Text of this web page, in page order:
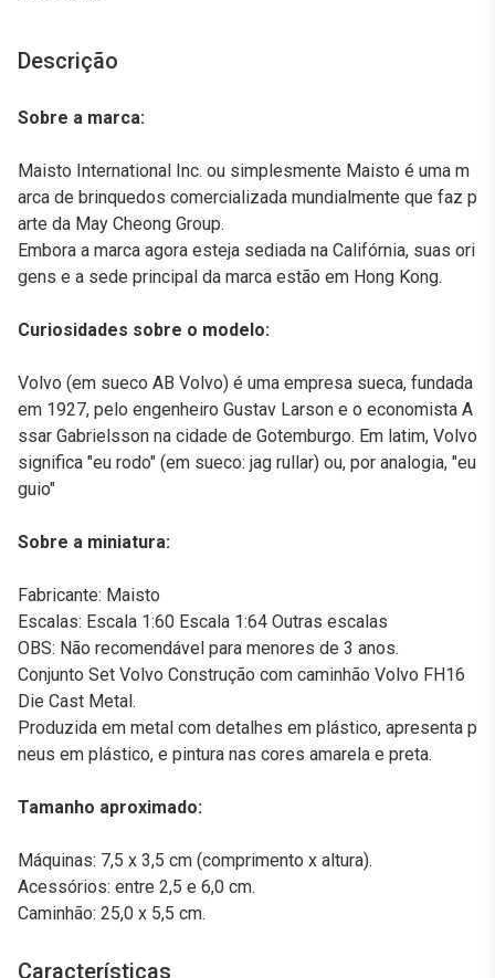
Descrição
Sobre a marca:
Maisto International Inc. ou simplesmente Maisto é uma m
arca de brinquedos comercializada mundialmente que faz p
arte da May Cheong Group.
Embora a marca agora esteja sediada na Califórnia, suas ori
gens e a sede principal da marca estão em Hong Kong.
Curiosidades sobre o modelo:
Volvo (em sueco AB Volvo) é uma empresa sueca, fundada
em 1927, pelo engenheiro Gustav Larson e o economista A
ssar Gabrielsson na cidade de Gotemburgo. Em latim, Volvo
significa "eu rodo" (em sueco: jag rullar) ou, por analogia, "eu
guio"
Sobre a miniatura:
Fabricante: Maisto
Escalas: Escala 1:60 Escala 1:64 Outras escalas
OBS: Não recomendável para menores de 3 anos.
Conjunto Set Volvo Construção com caminhão Volvo FH16
Die Cast Metal.
Produzida em metal com detalhes em plástico, apresenta p
neus em plástico, e pintura nas cores amarela e preta.
Tamanho aproximado:
Máquinas: 7,5 x 3,5 cm (comprimento x altura).
Acessórios: entre 2,5 e 6,0 cm.
Caminhão: 25,0 x 5,5 cm.
Características